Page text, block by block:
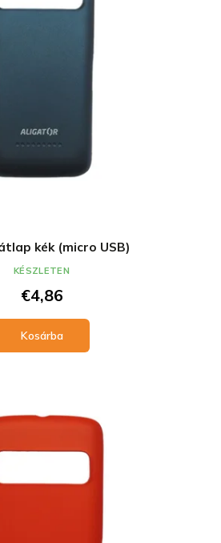
kék (micro USB)
€4,86
Kosárba
KÉSZLETEN